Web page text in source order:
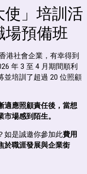
使」培訓活
預備班
港社會企業，有幸得到
年 3 至 4 月期間順利
並培訓了超過 20 位照顧
適應照顧責任後，當想
場感到陌生。
如是誠邀你參加此費用
於職涯發展與企業銜